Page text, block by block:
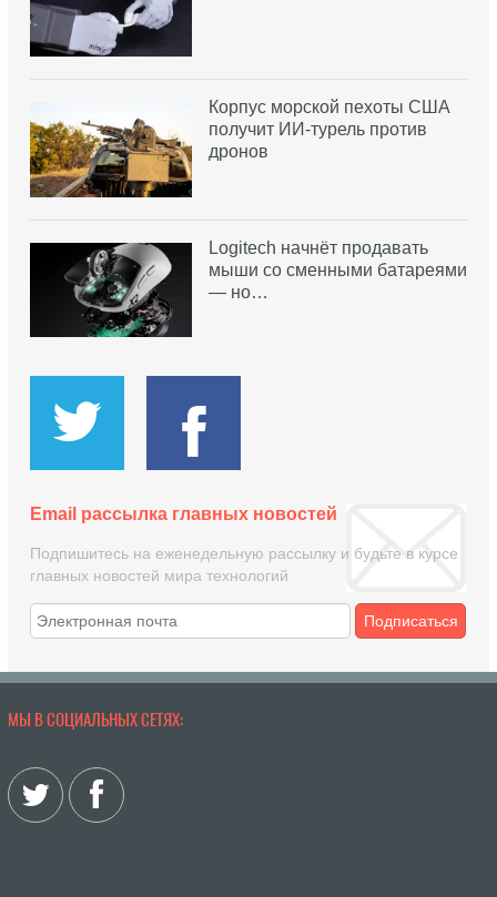
Корпус морской пехоты США
получит ИИ-турель против
дронов
Logitech начнёт продавать
мыши со сменными батареями
— но…
Email рассылка главных новостей
Подпишитесь на еженедельную рассылку и будьте в курсе
главных новостей мира технологий
Подписаться
МЫ В СОЦИАЛЬНЫХ СЕТЯХ: